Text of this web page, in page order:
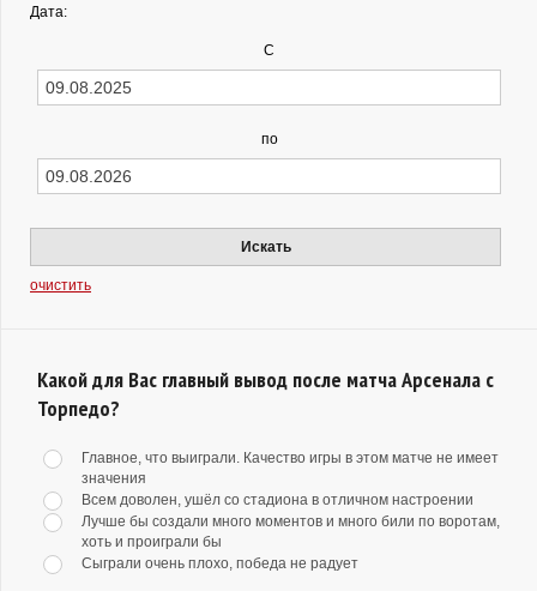
Дата:
С
по
Искать
очистить
Какой для Вас главный вывод после матча Арсенала с
Торпедо?
Главное, что выиграли. Качество игры в этом матче не имеет
значения
Всем доволен, ушёл со стадиона в отличном настроении
Лучше бы создали много моментов и много били по воротам,
хоть и проиграли бы
Сыграли очень плохо, победа не радует